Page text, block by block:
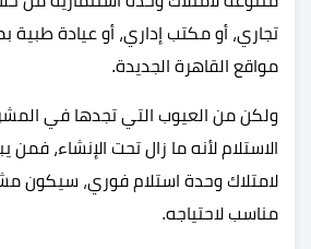
تجاري، أو مكتب إداري، أو عيادة
مواقع القاهرة الجديدة.
ولكن من العيوب التي تجدها في
الاستلام لأنه ما زال تحت الإنشاء،
لامتلاك وحدة استلام فوري، سيكون
مناسب لاحتياجه.